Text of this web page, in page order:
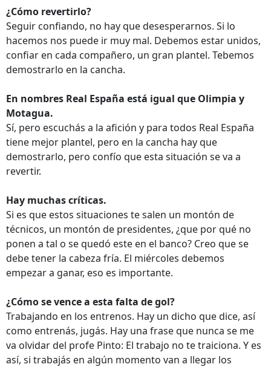
¿Cómo revertirlo?
Seguir confiando, no hay que desesperarnos. Si lo
hacemos nos puede ir muy mal. Debemos estar unidos,
confiar en cada compañero, un gran plantel. Tebemos
demostrarlo en la cancha.
En nombres Real España está igual que Olimpia y
Motagua.
Sí, pero escuchás a la afición y para todos Real España
tiene mejor plantel, pero en la cancha hay que
demostrarlo, pero confío que esta situación se va a
revertir.
Hay muchas críticas.
Si es que estos situaciones te salen un montón de
técnicos, un montón de presidentes, ¿que por qué no
ponen a tal o se quedó este en el banco? Creo que se
debe tener la cabeza fría. El miércoles debemos
empezar a ganar, eso es importante.
¿Cómo se vence a esta falta de gol?
Trabajando en los entrenos. Hay un dicho que dice, así
como entrenás, jugás. Hay una frase que nunca se me
va olvidar del profe Pinto: El trabajo no te traiciona. Y es
así, si trabajás en algún momento van a llegar los